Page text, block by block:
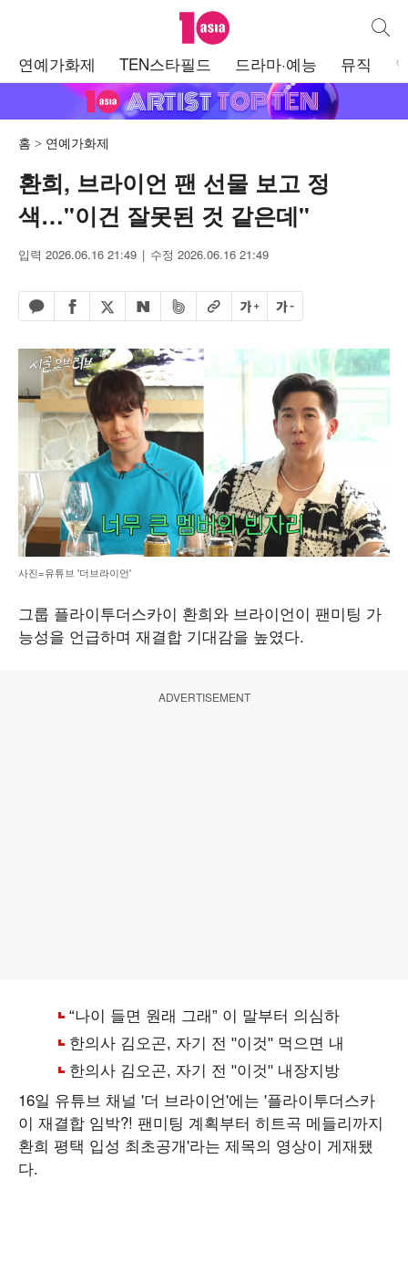
텐아시아 통합
연예가화제 TEN스타필드 드라마·예능 뮤직
홈 연예가화제
환희, 브라이언 팬 선물 보고 정
색…"이건 잘못된 것 같은데"
입력 2026.06.16 21:49 수정 2026.06.16 21:49
카카오톡 공유하기
페이스북 공유하기
엑스 공유하기
네이버 공유하기
밴드 공유하기
URL복사글자 크게글자 작게
사진=유튜브 '더브라이언'
그룹 플라이투더스카이 환희와 브라이언이 팬미팅 가
능성을 언급하며 재결합 기대감을 높였다.
ADVERTISEMENT
16일 유튜브 채널 '더 브라이언'에는 '플라이투더스카
이 재결합 임박?! 팬미팅 계획부터 히트곡 메들리까지
환희 평택 입성 최초공개'라는 제목의 영상이 게재됐
다.